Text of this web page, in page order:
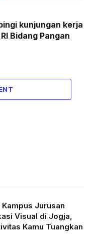
kunjungan kerja
Bidang Pangan
Jurusan
Visual di Jogja,
Kamu Tuangkan